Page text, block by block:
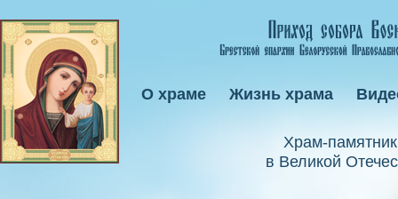
Xрам-
в Великой
О храме Жизнь храма